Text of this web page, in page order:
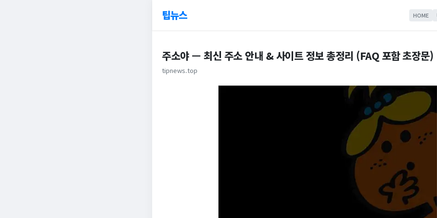
팁뉴스 HOME
주소야 — 최신 주소 안내 & 사이트 정보 총정리 (FAQ 포함 초장문)
tipnews.top